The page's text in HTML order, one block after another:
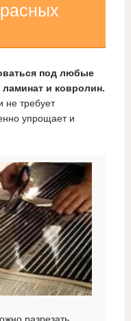
под любые
и ковролин.
не требует
упрощает и